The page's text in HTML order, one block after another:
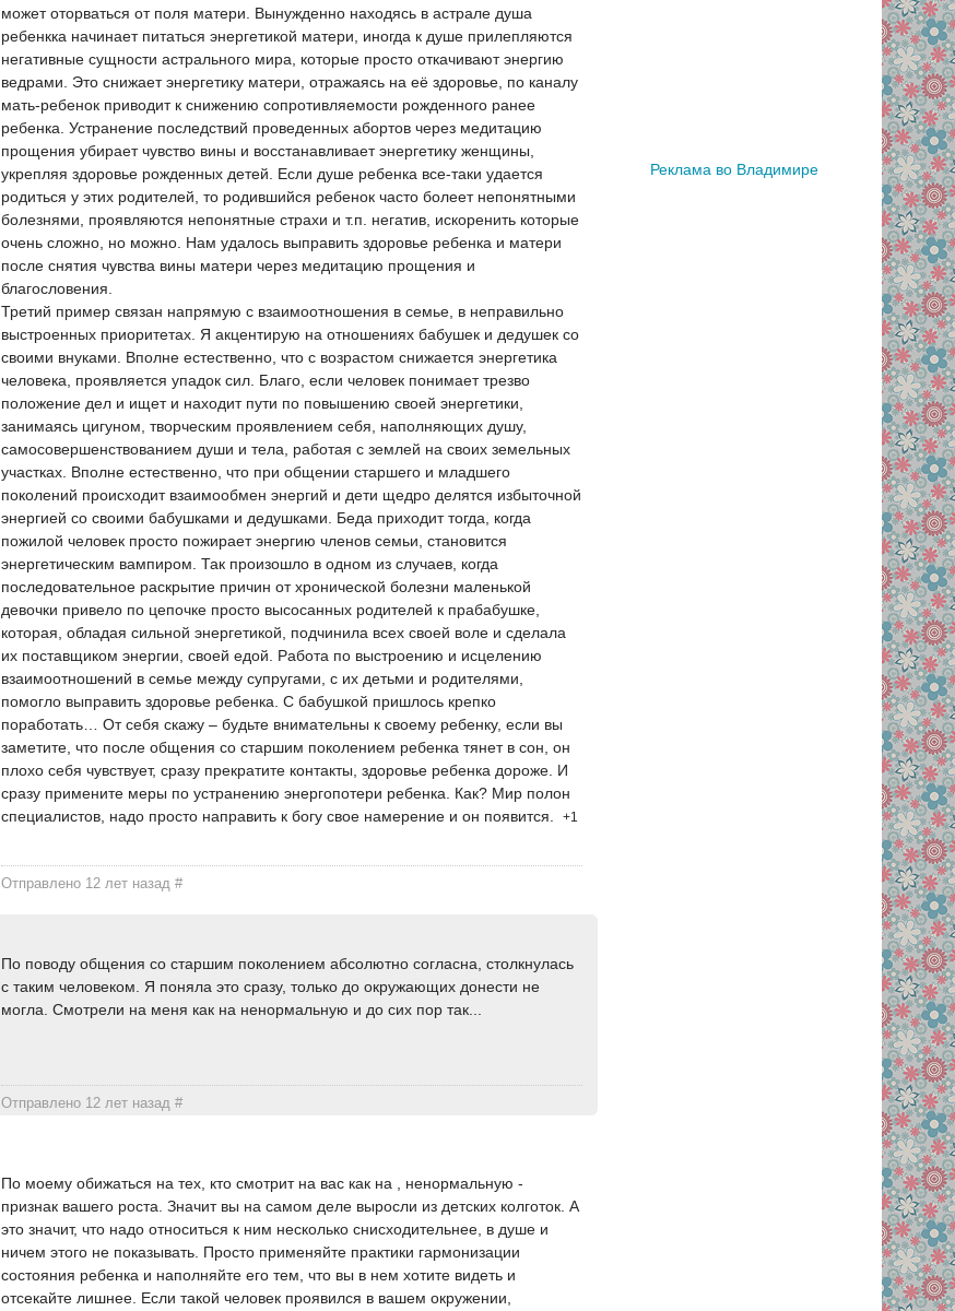
может оторваться от поля матери. Вынужденно находясь в астрале душа
ребенкка начинает питаться энергетикой матери, иногда к душе прилепляются
негативные сущности астрального мира, которые просто откачивают энергию
ведрами. Это снижает энергетику матери, отражаясь на её здоровье, по каналу
мать-ребенок приводит к снижению сопротивляемости рожденного ранее
ребенка. Устранение последствий проведенных абортов через медитацию
прощения убирает чувство вины и восстанавливает энергетику женщины,
укрепляя здоровье рожденных детей. Если душе ребенка все-таки удается
родиться у этих родителей, то родившийся ребенок часто болеет непонятными
болезнями, проявляются непонятные страхи и т.п. негатив, искоренить которые
очень сложно, но можно. Нам удалось выправить здоровье ребенка и матери
после снятия чувства вины матери через медитацию прощения и
благословения.
Третий пример связан напрямую с взаимоотношения в семье, в неправильно
выстроенных приоритетах. Я акцентирую на отношениях бабушек и дедушек со
своими внуками. Вполне естественно, что с возрастом снижается энергетика
человека, проявляется упадок сил. Благо, если человек понимает трезво
положение дел и ищет и находит пути по повышению своей энергетики,
занимаясь цигуном, творческим проявлением себя, наполняющих душу,
самосовершенствованием души и тела, работая с землей на своих земельных
участках. Вполне естественно, что при общении старшего и младшего
поколений происходит взаимообмен энергий и дети щедро делятся избыточной
энергией со своими бабушками и дедушками. Беда приходит тогда, когда
пожилой человек просто пожирает энергию членов семьи, становится
энергетическим вампиром. Так произошло в одном из случаев, когда
последовательное раскрытие причин от хронической болезни маленькой
девочки привело по цепочке просто высосанных родителей к прабабушке,
которая, обладая сильной энергетикой, подчинила всех своей воле и сделала
их поставщиком энергии, своей едой. Работа по выстроению и исцелению
взаимоотношений в семье между супругами, с их детьми и родителями,
помогло выправить здоровье ребенка. С бабушкой пришлось крепко
поработать… От себя скажу – будьте внимательны к своему ребенку, если вы
заметите, что после общения со старшим поколением ребенка тянет в сон, он
плохо себя чувствует, сразу прекратите контакты, здоровье ребенка дороже. И
сразу примените меры по устранению энергопотери ребенка. Как? Мир полон
специалистов, надо просто направить к богу свое намерение и он появится.
Отправлено 12 лет назад#
+1
По поводу общения со старшим поколением абсолютно согласна, столкнулась
с таким человеком. Я поняла это сразу, только до окружающих донести не
могла. Смотрели на меня как на ненормальную и до сих пор так...
Отправлено 12 лет назад#
По моему обижаться на тех, кто смотрит на вас как на , ненормальную -
признак вашего роста. Значит вы на самом деле выросли из детских колготок. А
это значит, что надо относиться к ним несколько снисходительнее, в душе и
ничем этого не показывать. Просто применяйте практики гармонизации
состояния ребенка и наполняйте его тем, что вы в нем хотите видеть и
отсекайте лишнее. Если такой человек проявился в вашем окружении,
Реклама во Владимире